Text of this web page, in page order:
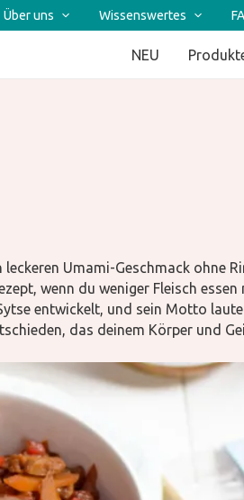
Über uns Wissenswertes
NEU
Umami-Geschmack ohne
wenn du weniger Fleisch
entwickelt, und sein Motto
das deinem Körper und